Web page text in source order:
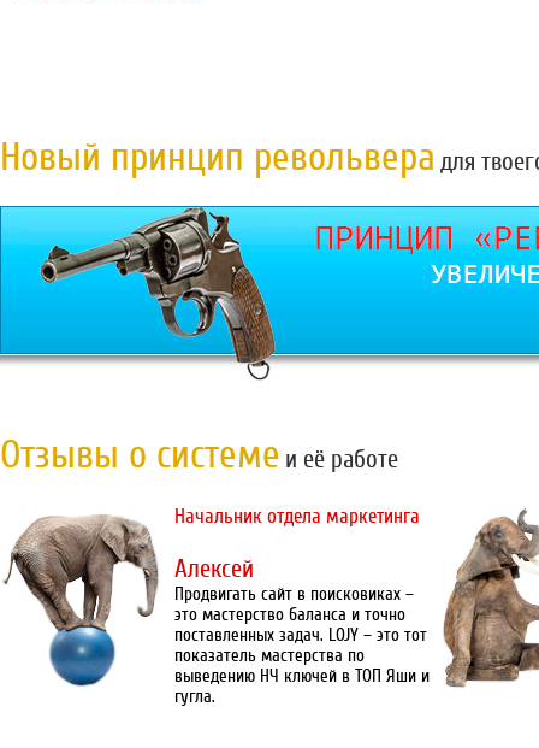
Новый принцип револьвера для
Отзывы о системе и её работе
Начальник отдела маркетинга
Алексей
Продвигать сайт в поисковиках –
это мастерство баланса и точно
поставленных задач. LOJY – это тот
показатель мастерства по
выведению НЧ ключей в ТОП Яши и
гугла.